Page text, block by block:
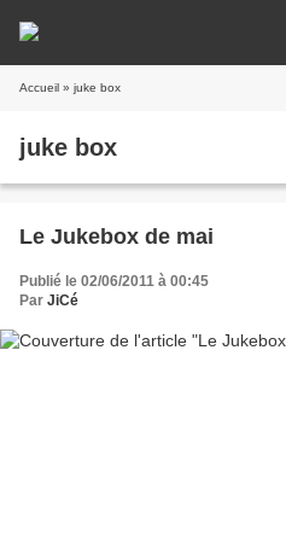
Accueil » juke box
juke box
Le Jukebox de mai
Publié le 02/06/2011 à 00:45
Par JiCé